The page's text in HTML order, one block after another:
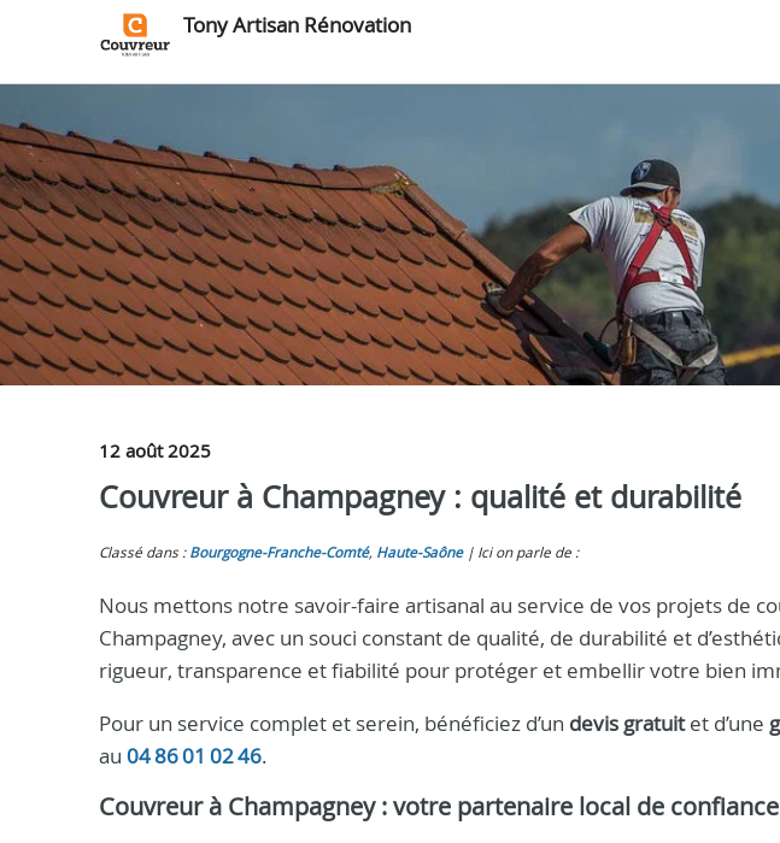
Tony Artisan Rénovation
12 août 2025
Couvreur à Champagney : qualité et durabilité
Classé dans : Bourgogne-Franche-Comté, Haute‑Saône Ici on parle de :
Nous mettons notre savoir-faire artisanal au service de vos projets de
Champagney, avec un souci constant de qualité, de durabilité et
rigueur, transparence et fiabilité pour protéger et embellir votre bien
Pour un service complet et serein, bénéficiez d’un devis gratuitet d’une
au 04 86 01 02 46.
Couvreur à Champagney: votre partenaire local de confiance